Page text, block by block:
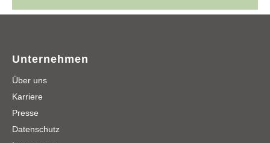
Unternehmen
Über uns
Karriere
Presse
Datenschutz